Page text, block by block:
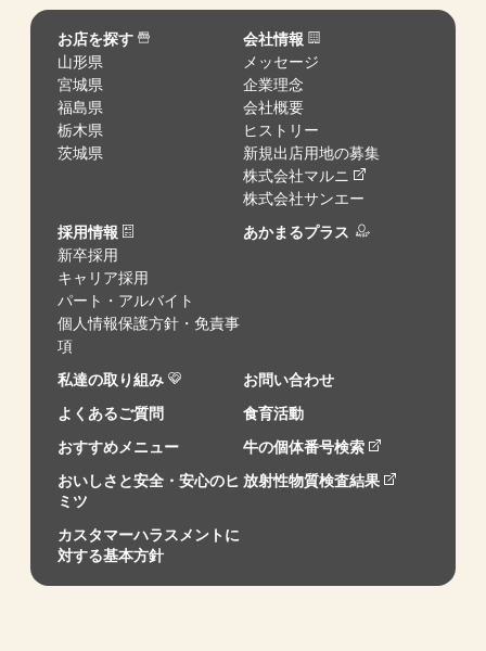
お店を探す
山形県
宮城県
福島県
栃木県
茨城県
会社情報
メッセージ
企業理念
会社概要
ヒストリー
新規出店用地の募集
株式会社マルニ
株式会社サンエー
採用情報
新卒採用
キャリア採用
パート・アルバイト
個人情報保護方針・免責事
項
あかまるプラス
私達の取り組み
お問い合わせ
よくあるご質問
食育活動
おすすめメニュー
牛の個体番号検索
おいしさと安全・安心のヒ
ミツ
放射性物質検査結果
カスタマーハラスメントに
対する基本方針